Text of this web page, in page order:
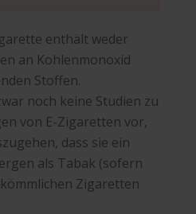
enthält weder
an Kohlenmonoxid
Stoffen.
noch keine Studien zu
von E-Zigaretten vor,
dass sie ein
als Tabak (sofern
Zigaretten